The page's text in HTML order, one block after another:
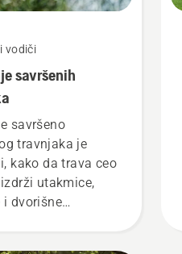
vodiči
savršenih
savršeno
travnjaka je
kako da trava ceo
utakmice,
i dvorišne